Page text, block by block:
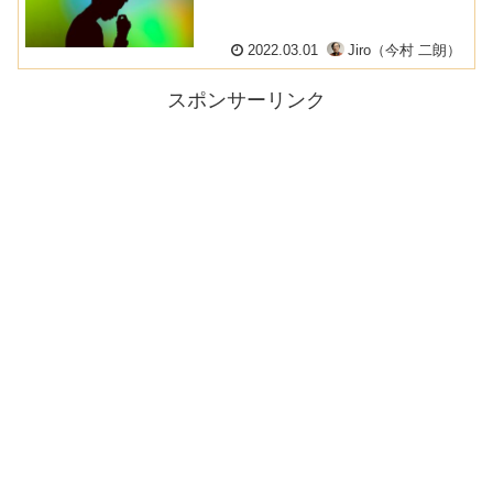
2022.03.01 Jiro（今村 二朗）
スポンサーリンク